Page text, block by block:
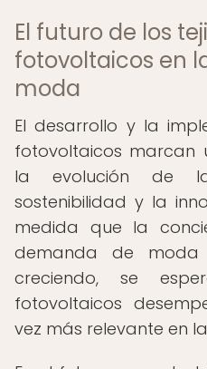
El futuro de los
fotovoltaicos en
moda
El desarrollo y la
fotovoltaicos marcan
la evolución de
sostenibilidad y la
medida que la
demanda de moda
creciendo, se
fotovoltaicos
vez más relevante en